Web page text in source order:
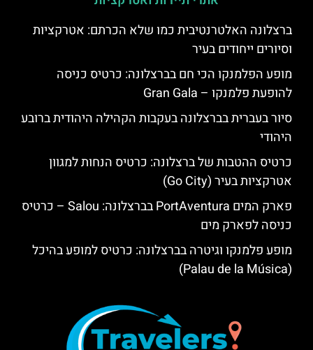
ברצלונה האלטרנטיבית כמו שלא הכרתם: אטרקציות
וסיורים ייחודים בעיר
מופע הפלמנקו הכי חם בברצלונה: כרטיס כניסה
להופעת פלמנקו – Gran Gala
סיור בעברית בברצלונה בעקבות הקהילה היהודית ברובע
היהודי
כרטיס ההטבות של ברצלונה: כרטיס הנחות למגוון
אטרקציות בעיר (Go City)
פארק המים PortAventura בברצלונה: Salou – כרטיס
כניסה לפארק מים
מופע פלמנקו וגיטרה בברצלונה: כרטיס למופע בהיכל
(Palau de la Música)